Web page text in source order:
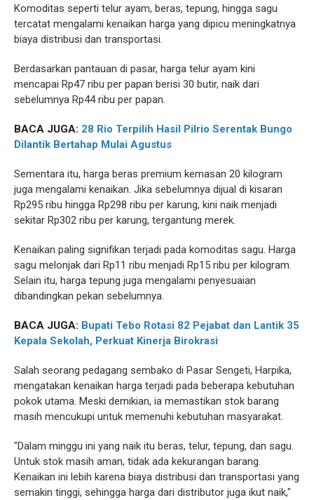
Komoditas seperti telur ayam, beras, tepung, hingga sagu
tercatat mengalami kenaikan harga yang dipicu meningkatnya
biaya distribusi dan transportasi.
Berdasarkan pantauan di pasar, harga telur ayam kini
mencapai Rp47 ribu per papan berisi 30 butir, naik dari
sebelumnya Rp44 ribu per papan.
BACA JUGA: 28 Rio Terpilih Hasil Pilrio Serentak Bungo
Dilantik Bertahap Mulai Agustus
Sementara itu, harga beras premium kemasan 20 kilogram
juga mengalami kenaikan. Jika sebelumnya dijual di kisaran
Rp295 ribu hingga Rp298 ribu per karung, kini naik menjadi
sekitar Rp302 ribu per karung, tergantung merek.
Kenaikan paling signifikan terjadi pada komoditas sagu. Harga
sagu melonjak dari Rp11 ribu menjadi Rp15 ribu per kilogram.
Selain itu, harga tepung juga mengalami penyesuaian
dibandingkan pekan sebelumnya.
BACA JUGA: Bupati Tebo Rotasi 82 Pejabat dan Lantik 35
Kepala Sekolah, Perkuat Kinerja Birokrasi
Salah seorang pedagang sembako di Pasar Sengeti, Harpika,
mengatakan kenaikan harga terjadi pada beberapa kebutuhan
pokok utama. Meski demikian, ia memastikan stok barang
masih mencukupi untuk memenuhi kebutuhan masyarakat.
"Dalam minggu ini yang naik itu beras, telur, tepung, dan sagu.
Untuk stok masih aman, tidak ada kekurangan barang.
Kenaikan ini lebih karena biaya distribusi dan transportasi yang
semakin tinggi, sehingga harga dari distributor juga ikut naik,"